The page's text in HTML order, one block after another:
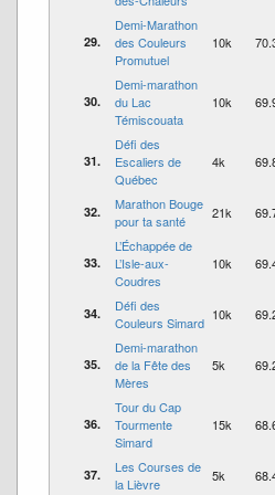
29.
Demi-Marathon
des Couleurs
Promutuel
10k
30.
Demi-marathon
du Lac
Témiscouata
10k
31.
Défi des
Escaliers de
Québec
4k
32.
Marathon Bouge
pour ta santé
21k
33.
L’Échappée de
L’Isle-aux-
Coudres
10k
34.
Défi des
Couleurs Simard 10k
35.
Demi-marathon
de la Fête des
Mères
5k
36.
Tour du Cap
Tourmente
Simard
15k
37.
Les Courses de
la Lièvre
5k